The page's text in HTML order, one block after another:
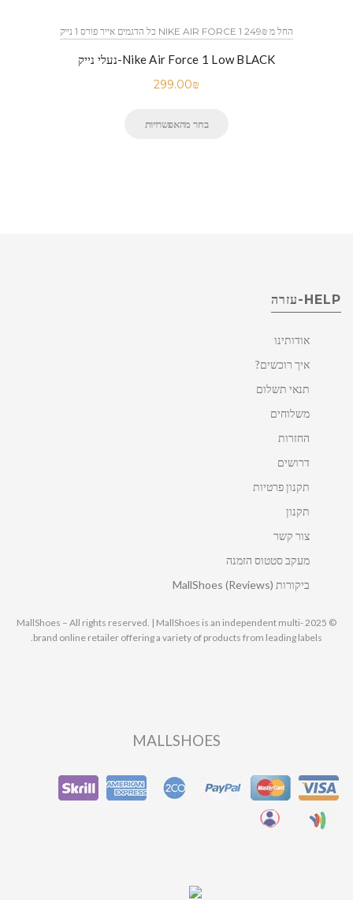
כל הדגמים אייר פורס 1 נייק NIKE AIR FORCE 1 החל מ 249₪
נעלי נייק-Nike Air Force 1 Low BLACK
299.00₪
בחר מהאפשרויות
HELP-עזרה
אודותינו
איך רוכשים?
תנאי תשלום
משלוחים
החזרות
דרושים
תקנון פרטיות
תקנון
צור קשר
מעקב סטטוס הזמנה
ביקורות MallShoes (Reviews)
© 2025 MallShoes – All rights reserved. | MallShoes is an independent multi-
brand online retailer offering a variety of products from leading labels.
MALLSHOES